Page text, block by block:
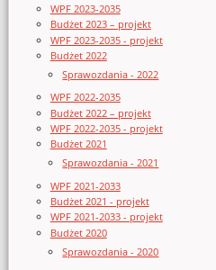
WPF 2023-2035
Budżet 2023 – projekt
WPF 2023-2035 - projekt
Budżet 2022
Sprawozdania - 2022
WPF 2022-2035
Budżet 2022 – projekt
WPF 2022-2035 - projekt
Budżet 2021
Sprawozdania - 2021
WPF 2021-2033
Budżet 2021 - projekt
WPF 2021-2033 - projekt
Budżet 2020
Sprawozdania - 2020